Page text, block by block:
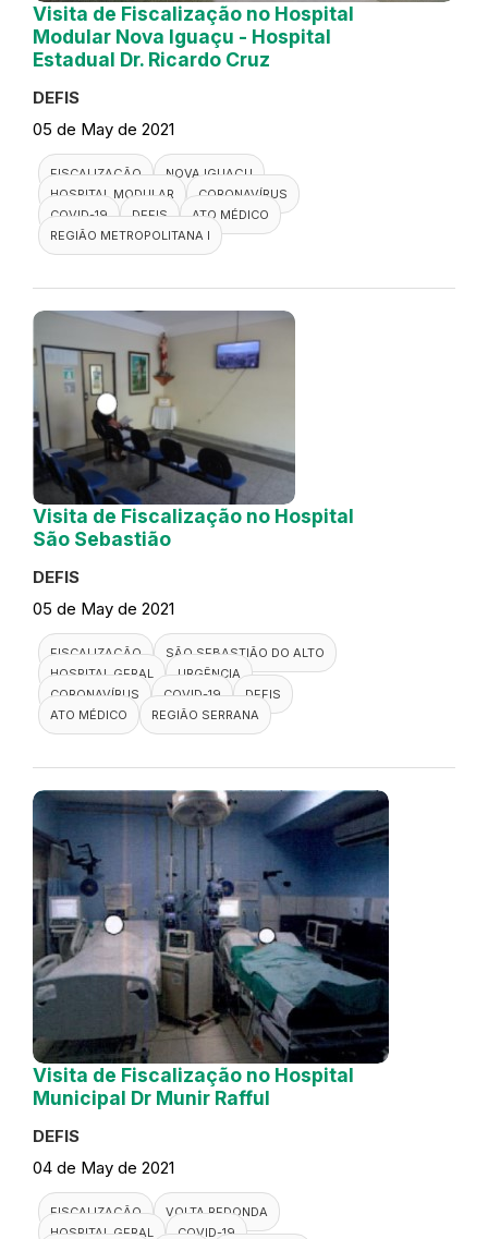
Visita de Fiscalização no Hospital
Modular Nova Iguaçu - Hospital
Estadual Dr. Ricardo Cruz
DEFIS
05 de May de 2021
FISCALIZAÇÃO
NOVA IGUAÇU
HOSPITAL MODULAR
CORONAVÍRUS
COVID-19
DEFIS
ATO MÉDICO
REGIÃO METROPOLITANA I
Visita de Fiscalização no Hospital
São Sebastião
DEFIS
05 de May de 2021
FISCALIZAÇÃO
SÃO SEBASTIÃO DO ALTO
HOSPITAL GERAL
URGÊNCIA
CORONAVÍRUS
COVID-19
DEFIS
ATO MÉDICO
REGIÃO SERRANA
Visita de Fiscalização no Hospital
Municipal Dr Munir Rafful
DEFIS
04 de May de 2021
FISCALIZAÇÃO
VOLTA REDONDA
HOSPITAL GERAL
COVID-19